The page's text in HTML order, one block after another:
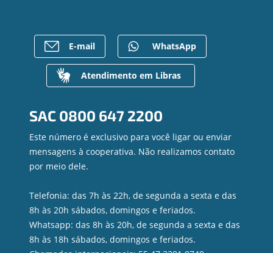
Mapa do site
Gerenciar Cookies
Previdência
Para empresas
Caixa Eletrônico
Regularização de dívidas
Valores a Receber
Contato
Ouvidoria
E-mail WhatsApp
Atendimento em Libras
SAC 0800 647 2200
Este número é exclusivo para você ligar ou enviar
mensagens à cooperativa. Não realizamos contato
por meio dele.
Telefonia: das 7h às 22h, de segunda a sexta e das
8h às 20h sábados, domingos e feriados.
Whatsapp: das 8h às 20h, de segunda a sexta e das
8h às 18h sábados, domingos e feriados.